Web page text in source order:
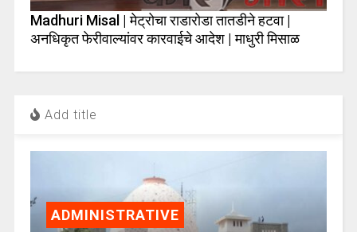
Madhuri Misal | मेट्रोचा राडारोडा तातडीने हटवा |
अनधिकृत फेरीवाल्यांवर कारवाईचे आदेश | माधुरी मिसाळ
Add title
ADMINISTRATIVE